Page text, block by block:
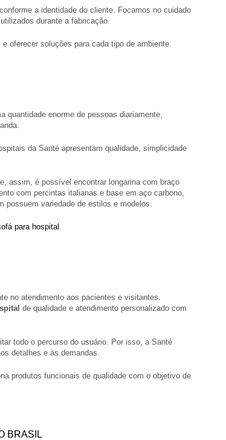
a identidade do cliente. Focamos no cuidado
durante a fabricação.
oferecer soluções para cada tipo de ambiente.
quantidade enorme de pessoas diariamente,
da Santé apresentam qualidade, simplicidade
assim, é possível encontrar longarina com braço
com percintas italianas e base em aço carbono,
possuem variedade de estilos e modelos.
para hospital .
no atendimento aos pacientes e visitantes.
de qualidade e atendimento personalizado com
todo o percurso do usuário. Por isso, a Santé
detalhes e às demandas.
produtos funcionais de qualidade com o objetivo de
BRASIL